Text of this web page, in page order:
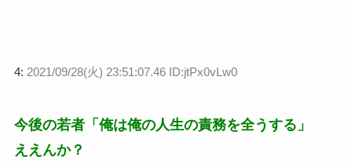
4: 2021/09/28(火) 23:51:07.46 ID:jtPx0vLw0
今後の若者「俺は俺の人生の責務を全うする」
ええんか？